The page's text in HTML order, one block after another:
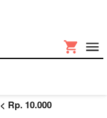
< Rp. 10.000